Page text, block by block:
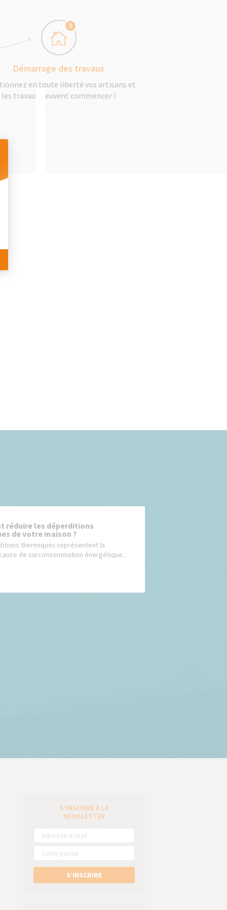
3
Démarrage des travaux
en toute liberté vos artisans et
les travaux peuvent commencer !
réduire les déperditions
de votre maison ?
thermiques représentent la
de surconsommation énergétique...
S’INSCRIRE À LA
NEWSLETTER
S’INSCRIRE
vos Options